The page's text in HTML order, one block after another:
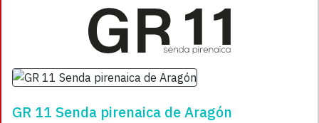
GR 11 Senda pirenaica de Aragón